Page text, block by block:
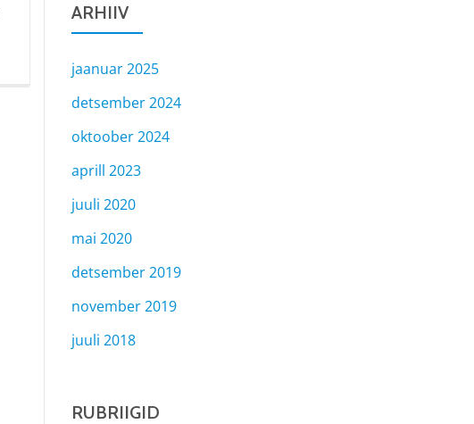
ARHIIV
jaanuar 2025
detsember 2024
oktoober 2024
aprill 2023
juuli 2020
mai 2020
detsember 2019
november 2019
juuli 2018
RUBRIIGID